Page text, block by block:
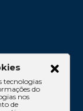
2102 –
Belém/PA
tecnologias
do
nos
de